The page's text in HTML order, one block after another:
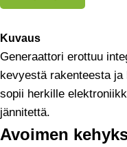
Kuvaus
Generaattori erottuu
kevyestä rakenteesta
sopii herkille
jännitettä.
Avoimen